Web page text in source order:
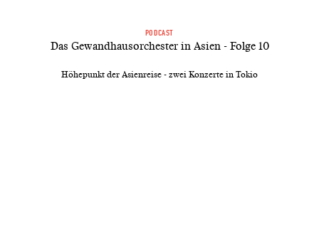
PODCAST
Das Gewandhausorchester in Asien - Folge 10
Höhepunkt der Asienreise - zwei Konzerte in Tokio